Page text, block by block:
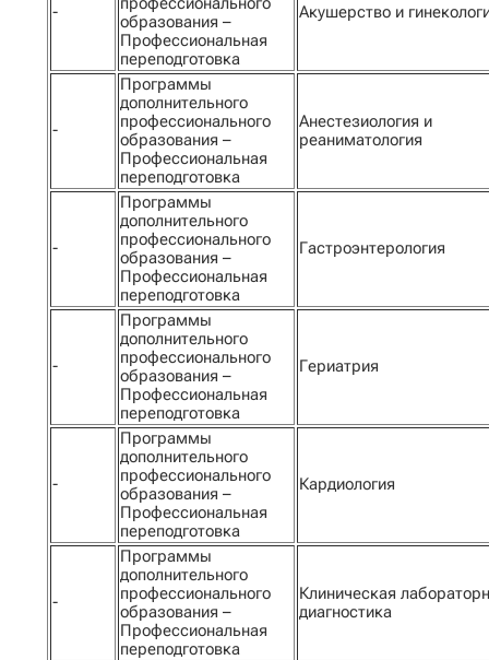
-
образования –
Профессиональная
переподготовка
Акушерство и
-
Программы
дополнительного
профессионального
образования –
Профессиональная
переподготовка
Анестезиология и
реаниматология
-
Программы
дополнительного
профессионального
образования –
Профессиональная
переподготовка
Гастроэнтерология
-
Программы
дополнительного
профессионального
образования –
Профессиональная
переподготовка
Гериатрия
-
Программы
дополнительного
профессионального
образования –
Профессиональная
переподготовка
Кардиология
-
Программы
дополнительного
профессионального
образования –
Профессиональная
переподготовка
Клиническая
диагностика